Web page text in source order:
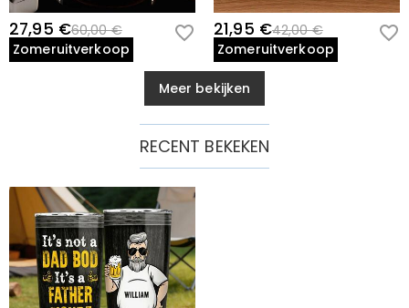
27,95 €60,00 €
Zomeruitverkoop
21,95 €42,00 €
Zomeruitverkoop
Meer bekijken
RECENT BEKEKEN